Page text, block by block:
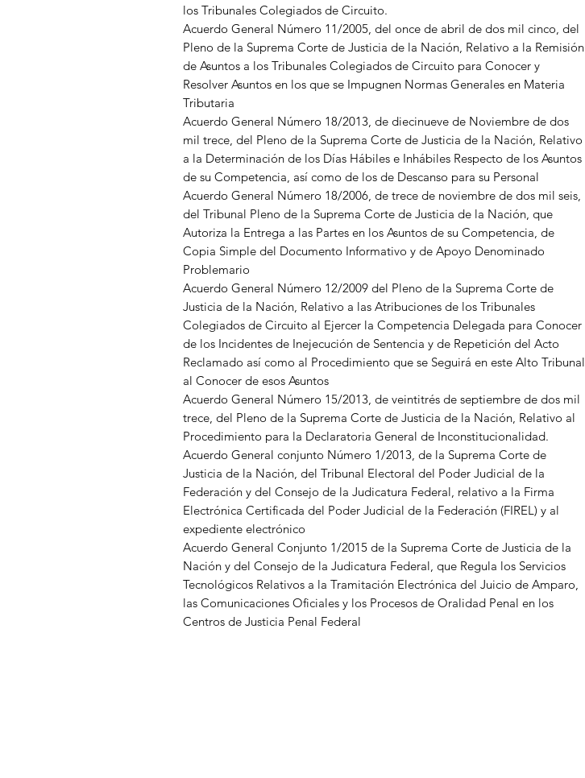
los Tribunales Colegiados de Circuito.
Acuerdo General Número 11/2005, del once de abril de dos mil cinco, del
Pleno de la Suprema Corte de Justicia de la Nación, Relativo a la Remisión
de Asuntos a los Tribunales Colegiados de Circuito para Conocer y
Resolver Asuntos en los que se Impugnen Normas Generales en Materia
Tributaria
Acuerdo General Número 18/2013, de diecinueve de Noviembre de dos
mil trece, del Pleno de la Suprema Corte de Justicia de la Nación, Relativo
a la Determinación de los Días Hábiles e Inhábiles Respecto de los Asuntos
de su Competencia, así como de los de Descanso para su Personal
Acuerdo General Número 18/2006, de trece de noviembre de dos mil seis,
del Tribunal Pleno de la Suprema Corte de Justicia de la Nación, que
Autoriza la Entrega a las Partes en los Asuntos de su Competencia, de
Copia Simple del Documento Informativo y de Apoyo Denominado
Problemario
Acuerdo General Número 12/2009 del Pleno de la Suprema Corte de
Justicia de la Nación, Relativo a las Atribuciones de los Tribunales
Colegiados de Circuito al Ejercer la Competencia Delegada para Conocer
de los Incidentes de Inejecución de Sentencia y de Repetición del Acto
Reclamado así como al Procedimiento que se Seguirá en este Alto Tribunal
al Conocer de esos Asuntos
Acuerdo General Número 15/2013, de veintitrés de septiembre de dos mil
trece, del Pleno de la Suprema Corte de Justicia de la Nación, Relativo al
Procedimiento para la Declaratoria General de Inconstitucionalidad.
Acuerdo General conjunto Número 1/2013, de la Suprema Corte de
Justicia de la Nación, del Tribunal Electoral del Poder Judicial de la
Federación y del Consejo de la Judicatura Federal, relativo a la Firma
Electrónica Certificada del Poder Judicial de la Federación (FIREL) y al
expediente electrónico
Acuerdo General Conjunto 1/2015 de la Suprema Corte de Justicia de la
Nación y del Consejo de la Judicatura Federal, que Regula los Servicios
Tecnológicos Relativos a la Tramitación Electrónica del Juicio de Amparo,
las Comunicaciones Oficiales y los Procesos de Oralidad Penal en los
Centros de Justicia Penal Federal